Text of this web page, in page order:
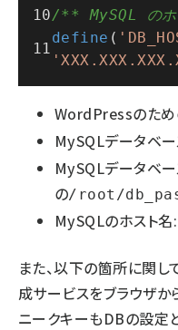
/** MySQL の
define (
WordPressのため
MySQLデータベ
MySQLデータベ
の/root/
MySQLのホスト
また、以下の箇所に関し
成サービスをブラウザか
ニークキーもDBの設定